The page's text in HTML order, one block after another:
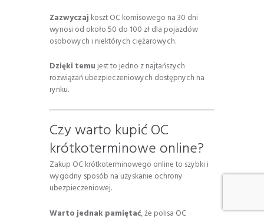
Zazwyczaj koszt OC komisowego na 30 dni
wynosi od około 50 do 100 zł dla pojazdów
osobowych i niektórych ciężarowych.
Dzięki temujest to jedno z najtańszych
rozwiązań ubezpieczeniowych dostępnych na
rynku.
Czy warto kupić OC
krótkoterminowe online?
Zakup OC krótkoterminowego online to szybki i
wygodny sposób na uzyskanie ochrony
ubezpieczeniowej.
Warto jednak pamiętać, że polisa OC